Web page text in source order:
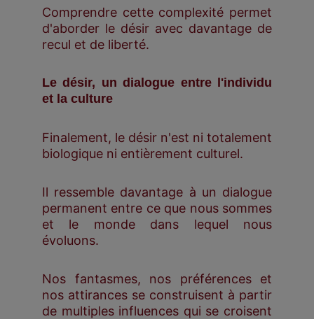
Comprendre cette complexité permet
d'aborder le désir avec davantage de
recul et de liberté.
Le désir, un dialogue entre l'individu
et la culture
Finalement, le désir n'est ni totalement
biologique ni entièrement culturel.
Il ressemble davantage à un dialogue
permanent entre ce que nous sommes
et le monde dans lequel nous
évoluons.
Nos fantasmes, nos préférences et
nos attirances se construisent à partir
de multiples influences qui se croisent